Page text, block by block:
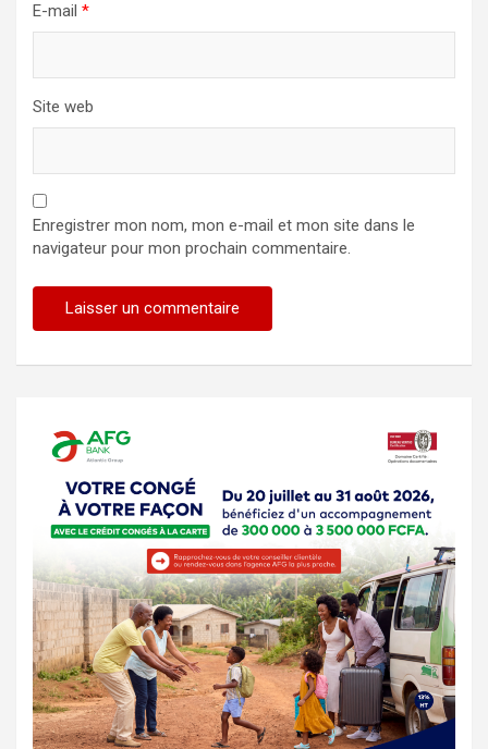
E-mail *
Site web
Enregistrer mon nom, mon e-mail et mon site dans le
navigateur pour mon prochain commentaire.